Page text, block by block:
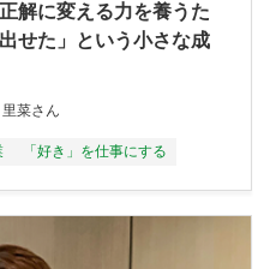
解に変える力を養うた
せた」という小さな成
菜さん
「好き」を仕事にする